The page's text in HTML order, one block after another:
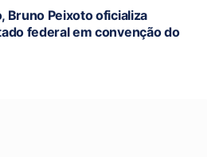
Bruno Peixoto oficializa
federal em convenção do